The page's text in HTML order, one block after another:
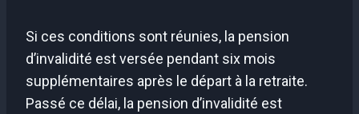
Si ces conditions sont réunies, la pension
d’invalidité est versée pendant six mois
supplémentaires après le départ à la retraite.
Passé ce délai, la pension d’invalidité est